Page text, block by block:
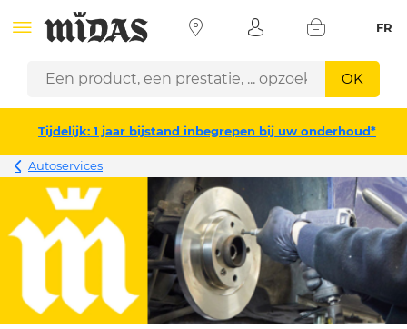
FR
OK
Tijdelijk: 1 jaar bijstand inbegrepen bij uw onderhoud*
Autoservices